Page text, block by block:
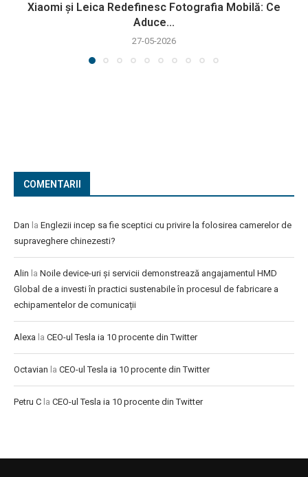
Xiaomi și Leica Redefinesc Fotografia Mobilă: Ce
Aduce...
27-05-2026
COMENTARII
Dan la Englezii incep sa fie sceptici cu privire la folosirea camerelor de
supraveghere chinezesti?
Alin la Noile device-uri și servicii demonstrează angajamentul HMD
Global de a investi în practici sustenabile în procesul de fabricare a
echipamentelor de comunicații
Alexa la CEO-ul Tesla ia 10 procente din Twitter
Octavian la CEO-ul Tesla ia 10 procente din Twitter
Petru C la CEO-ul Tesla ia 10 procente din Twitter